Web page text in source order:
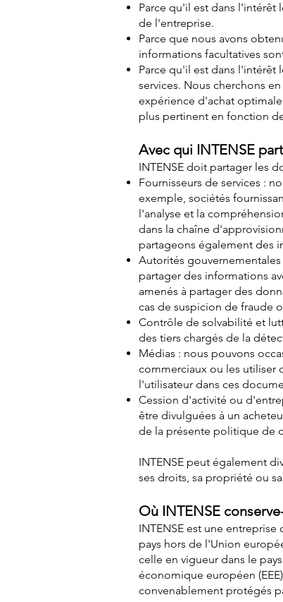
Parce qu'il est dans l'intérêt
de l'entreprise.
Parce que nous avons
informations facultatives
Parce qu'il est dans l'intérêt
services. Nous cherchons
expérience d'achat
plus pertinent en fonction
Avec qui INTENSE
INTENSE doit partager les
Fournisseurs de services :
exemple, sociétés
l'analyse et la
dans la chaîne
partageons également des
Autorités
partager des informations
amenés à partager des
cas de suspicion de fraude
Contrôle de solvabilité et
des tiers chargés de la
Médias : nous pouvons
commerciaux ou les utiliser
l'utilisateur dans ces
Cession d'activité ou
être divulguées à un
de la présente politique de
INTENSE peut également
ses droits, sa propriété ou
Où INTENSE
INTENSE est une
pays hors de l'Union
celle en vigueur dans le
économique européen
convenablement protégés